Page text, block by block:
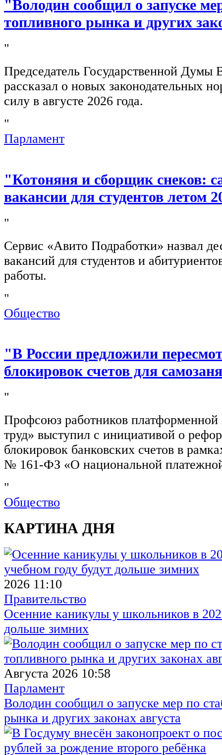
"Володин сообщил о запуске
топливного рынка и других
"
Председатель Государственной Думы
рассказал о новых законодательных
силу в августе 2026 года.
"
Парламент
"Котоняня и сборщик снеков:
вакансии для студентов летом
"
Сервис «Авито Подработки» назвал
вакансий для студентов и
работы.
"
Общество
"В России предложили
блокировок счетов для
"
Профсоюз работников
труд» выступил с инициативой о
блокировок банковских счетов в
№ 161-ФЗ «О национальной
"
Общество
КАРТИНА ДНЯ
2026 11:10
Правительство
Осенние каникулы у школьников в
дольше зимних
Августа 2026 10:58
Парламент
Володин сообщил о запуске мер по
рынка и других законах августа